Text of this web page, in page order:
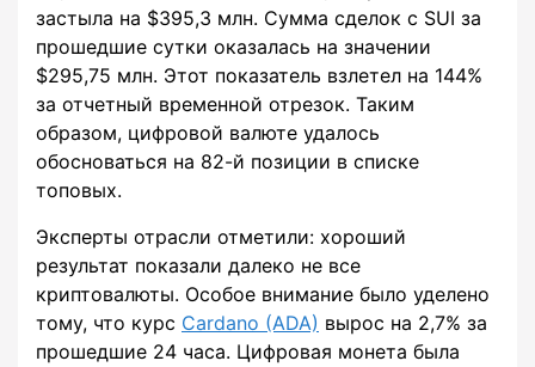
застыла на $395,3 млн. Сумма сделок с SUI за
прошедшие сутки оказалась на значении
$295,75 млн. Этот показатель взлетел на 144%
за отчетный временной отрезок. Таким
образом, цифровой валюте удалось
обосноваться на 82-й позиции в списке
топовых.
Эксперты отрасли отметили: хороший
результат показали далеко не все
криптовалюты. Особое внимание было уделено
тому, что курс Cardano (ADA) вырос на 2,7% за
прошедшие 24 часа. Цифровая монета была